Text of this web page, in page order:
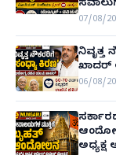
07/08/
06/08/